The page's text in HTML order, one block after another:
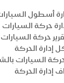
أسطول
حركة السيارات
حركة السيارات
إدارة الحركة
السيارات
إدارة الحركة